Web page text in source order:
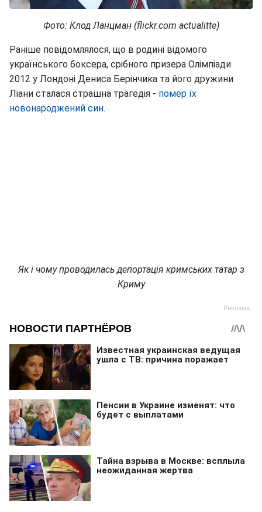
Фото: Клод Ланцман (flickr.com actualitte)
Раніше повідомлялося, що в родині відомого
українського боксера, срібного призера Олімпіади
2012 у Лондоні Дениса Берінчика та його дружини
Ліани сталася страшна трагедія - помер їх
новонароджений син.
Як і чому проводилась депортація кримських татар з
Криму